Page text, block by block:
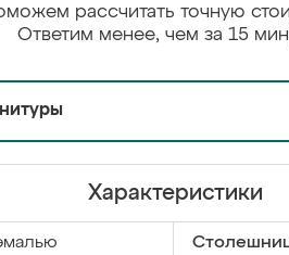
рассчитать точную
Ответим менее, чем за 15
Характеристики